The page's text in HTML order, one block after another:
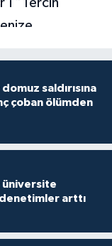
saldırısına
çoban ölümden
üniversite
arttı